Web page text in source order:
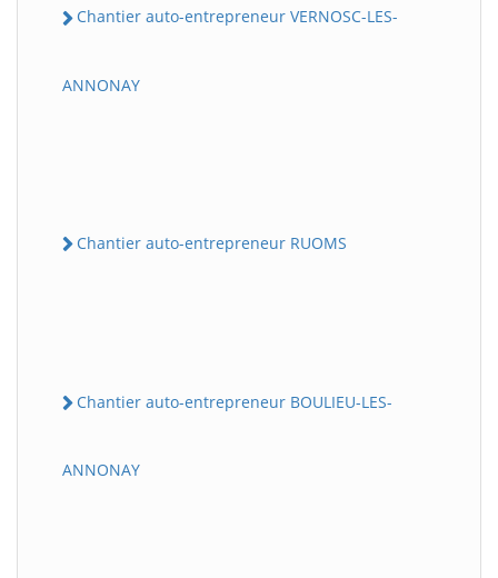
Chantier auto-entrepreneur VERNOSC-LES-
ANNONAY
Chantier auto-entrepreneur RUOMS
Chantier auto-entrepreneur BOULIEU-LES-
ANNONAY